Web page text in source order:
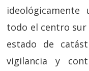
todo el centro sur
estado de
vigilancia y